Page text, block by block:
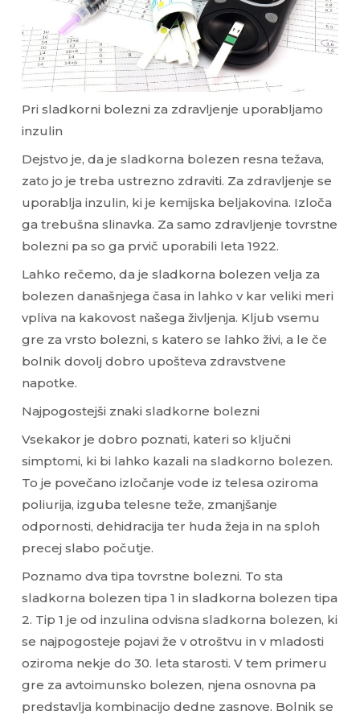
Pri sladkorni bolezni za zdravljenje uporabljamo
inzulin
Dejstvo je, da je sladkorna bolezen resna težava,
zato jo je treba ustrezno zdraviti. Za zdravljenje se
uporablja inzulin, ki je kemijska beljakovina. Izloča
ga trebušna slinavka. Za samo zdravljenje tovrstne
bolezni pa so ga prvič uporabili leta 1922.
Lahko rečemo, da je sladkorna bolezen velja za
bolezen današnjega časa in lahko v kar veliki meri
vpliva na kakovost našega življenja. Kljub vsemu
gre za vrsto bolezni, s katero se lahko živi, a le če
bolnik dovolj dobro upošteva zdravstvene
napotke.
Najpogostejši znaki sladkorne bolezni
Vsekakor je dobro poznati, kateri so ključni
simptomi, ki bi lahko kazali na sladkorno bolezen.
To je povečano izločanje vode iz telesa oziroma
poliurija, izguba telesne teže, zmanjšanje
odpornosti, dehidracija ter huda žeja in na sploh
precej slabo počutje.
Poznamo dva tipa tovrstne bolezni. To sta
sladkorna bolezen tipa 1 in sladkorna bolezen tipa
2. Tip 1 je od inzulina odvisna sladkorna bolezen, ki
se najpogosteje pojavi že v otroštvu in v mladosti
oziroma nekje do 30. leta starosti. V tem primeru
gre za avtoimunsko bolezen, njena osnovna pa
predstavlja kombinacijo dedne zasnove. Bolnik se